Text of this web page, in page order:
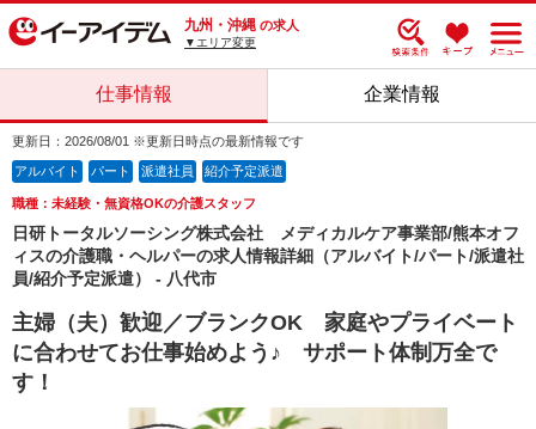
九州・沖縄 の求人
▼エリア変更
仕事情報 企業情報
更新日：2026/08/01 ※更新日時点の最新情報です
アルバイト パート 派遣社員 紹介予定派遣
職種：未経験・無資格OKの介護スタッフ
日研トータルソーシング株式会社 メディカルケア事業部/熊本オフ
ィスの介護職・ヘルパーの求人情報詳細（アルバイト/パート/派遣社
員/紹介予定派遣） - 八代市
主婦（夫）歓迎／ブランクOK 家庭やプライベート
に合わせてお仕事始めよう♪ サポート体制万全で
す！